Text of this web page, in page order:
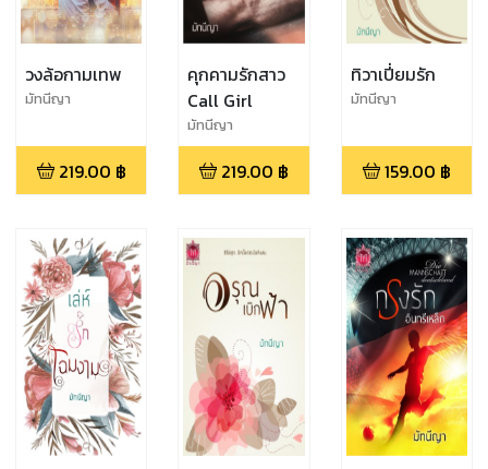
วงล้อกามเทพ
มัทนีญา
219.00 ฿
คุกคามรักสาว
Call Girl
มัทนีญา
219.00 ฿
ทิวาเปี่ยมรัก
มัทนีญา
159.00 ฿